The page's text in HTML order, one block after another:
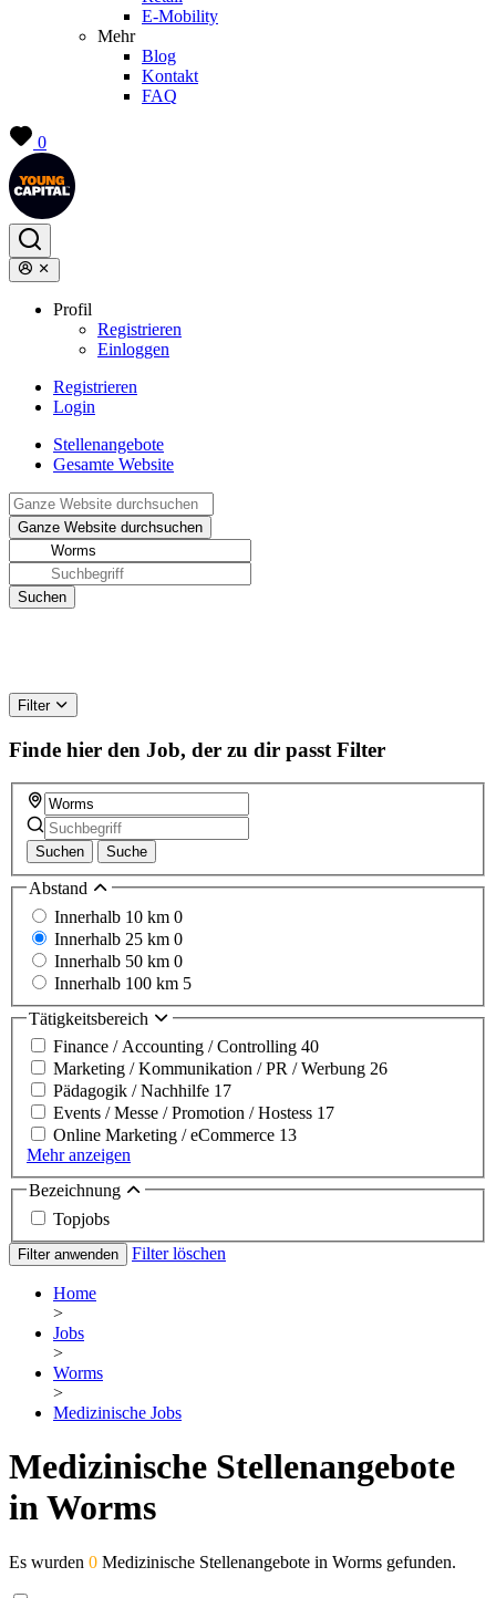
E-Mobility
Mehr
Blog
Kontakt
FAQ
0
Profil
Registrieren
Einloggen
Registrieren
Login
Stellenangebote
Gesamte Website
Filter
Finde hier den Job, der zu dir passt Filter
Suchen Suche
Abstand
Innerhalb 10 km 0
Innerhalb 25 km 0
Innerhalb 50 km 0
Innerhalb 100 km 5
Tätigkeitsbereich
Finance / Accounting / Controlling 40
Marketing / Kommunikation / PR / Werbung 26
Pädagogik / Nachhilfe 17
Events / Messe / Promotion / Hostess 17
Online Marketing / eCommerce 13
Mehr anzeigen
Bezeichnung
Topjobs
Filter anwenden Filter löschen
Home
>
Jobs
>
Worms
>
Medizinische Jobs
Medizinische Stellenangebote
in Worms
Es wurden 0 Medizinische Stellenangebote in Worms gefunden.